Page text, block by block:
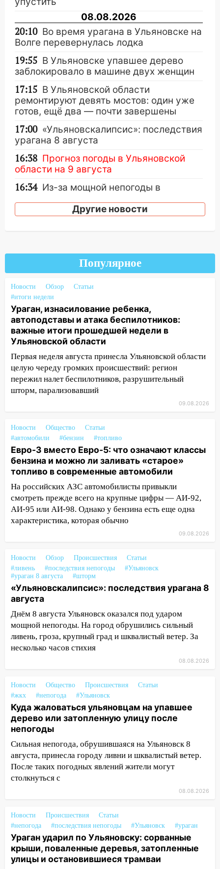
08.08.2026
20:10 Во время урагана в Ульяновске на
Волге перевернулась лодка
19:55 В Ульяновске упавшее дерево
заблокировало в машине двух женщин
17:15 В Ульяновской области
ремонтируют девять мостов: один уже
готов, ещё два — почти завершены
17:00 «Ульяновскалипсис»: последствия
урагана 8 августа
16:38 Прогноз погоды в Ульяновской
области на 9 августа
16:34 Из-за мощной непогоды в
В колледжи и техникумы
тысяч заявлений
15:04
Фоторепортаж с улиц Ульяновска
после шторма: поваленные деревья и
затопленные улицы
14:28 Ураган вырвал остановку на улице
Деева в Заволжье
14:26 Жители Ульяновска сами
пытаются расчистить ливнёвки, не
дождавшись коммунальщиков
на улице Любови Шевцовой рухнул
светофор
14:14
Студента из Ульяновска обманули
мошенники под видом преподавателя
14:12 Куда жаловаться ульяновцам на
упавшее дерево или затопленную улицу
после непогоды
13:59 В Новом городе ураганным
13:54
В мэрии Ульяновска рассказали,
как устраняют последствия мощного
шторма
13:49 Стихия продолжает крушить
Ульяновск: дерево рухнуло на дом на
Орджоникидзе
13:47 На Нижней Террасе мощным
ветром вырвало дерево с корнем
СТО на проспекте Созидателей
13:35 Непогода продолжает бить по
транспорту: в Ульяновске трамвай
сошёл с рельсов
13:22 Упавшие деревья перекрыли
дороги в Ульяновске: фото
13:17 Непогода в Ульяновске не
закончится сегодня: сильные ливни
13:15
Трижды «брал в долг» без спроса:
житель Вешкаймского района похитил у
знакомого 191 тысячу рублей
13:14 Ураган оторвал светофор на
проспекте Филатова в Ульяновске
Другие новости
Популярное
Новости Обзор
Статьи
#итоги недели
Ураган, изнасилование ребенка,
автоподставы и атака беспилотников:
важные итоги прошедшей недели в
Ульяновской области
Первая неделя августа принесла Ульяновской области
целую череду громких происшествий: регион
пережил налет беспилотников, разрушительный
шторм, парализовавший
09.08.2026
Новости Общество
Статьи
#автомобили
#бензин #топливо
Евро-3 вместо Евро-5: что означают классы
бензина и можно ли заливать «старое»
топливо в современные автомобили
На российских АЗС автомобилисты привыкли
смотреть прежде всего на крупные цифры — АИ-92,
АИ-95 или АИ-98. Однако у бензина есть еще одна
характеристика, которая обычно
09.08.2026
Новости Обзор Происшествия
Статьи
#ливень
#последствия непогоды
#Ульяновск
#ураган 8 августа
#шторм
«Ульяновскалипсис»: последствия урагана 8
августа
Днём 8 августа Ульяновск оказался под ударом
мощной непогоды. На город обрушились сильный
ливень, гроза, крупный град и шквалистый ветер. За
несколько часов стихия
08.08.2026
Новости Общество Происшествия
Статьи
#жкх
#непогода #Ульяновск
Куда жаловаться ульяновцам на упавшее
дерево или затопленную улицу после
непогоды
Сильная непогода, обрушившаяся на Ульяновск 8
августа, принесла городу ливни и шквалистый ветер.
После таких погодных явлений жители могут
столкнуться с
08.08.2026
Новости Происшествия
Статьи
#непогода
#последствия непогоды #Ульяновск #ураган
Ураган ударил по Ульяновску: сорванные
крыши, поваленные деревья, затопленные
улицы и остановившиеся трамваи